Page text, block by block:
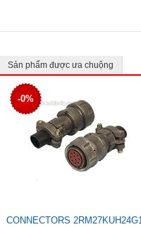
Sản phẩm được ưa chuộng
-0%
CONNECTORS